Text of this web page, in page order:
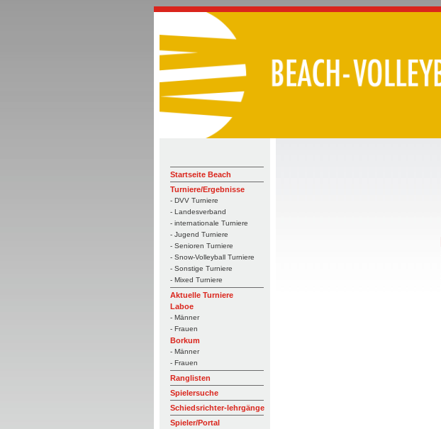
Startseite Beach
Turniere/Ergebnisse
- DVV Turniere
- Landesverband
- internationale Turniere
- Jugend Turniere
- Senioren Turniere
- Snow-Volleyball Turniere
- Sonstige Turniere
- Mixed Turniere
Aktuelle Turniere
Laboe
- Männer
- Frauen
Borkum
- Männer
- Frauen
Ranglisten
Spielersuche
Schiedsrichter-lehrgänge
Spieler/Portal